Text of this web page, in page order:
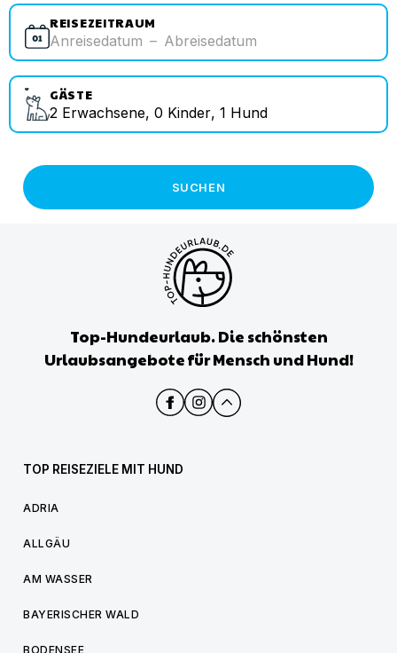
REISEZEITRAUM
Anreisedatum – Abreisedatum
GÄSTE
2 Erwachsene, 0 Kinder, 1 Hund
SUCHEN
Top-Hundeurlaub. Die schönsten
Urlaubsangebote für Mensch und Hund!
TOP REISEZIELE MIT HUND
ADRIA
ALLGÄU
AM WASSER
BAYERISCHER WALD
BODENSEE